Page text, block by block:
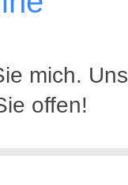
mich.
offen!